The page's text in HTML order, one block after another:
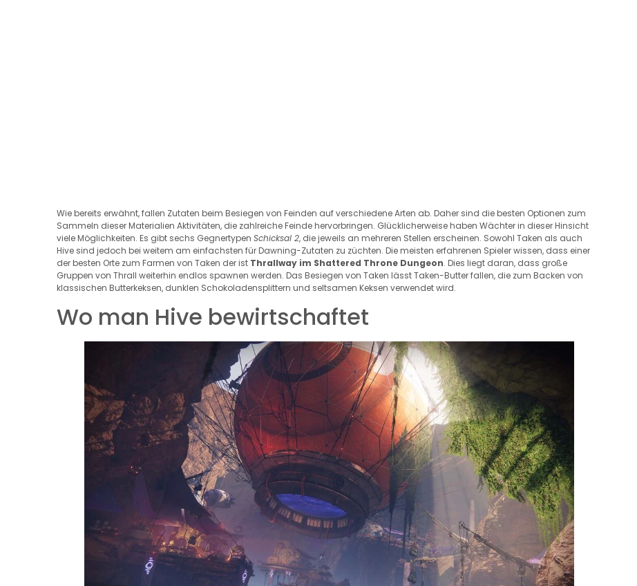
Wie bereits erwähnt, fallen Zutaten beim Besiegen von Feinden auf verschiedene Arten ab. Daher sind die besten Optionen zum
Sammeln dieser Materialien Aktivitäten, die zahlreiche Feinde hervorbringen. Glücklicherweise haben Wächter in dieser Hinsicht
viele Möglichkeiten. Es gibt sechs Gegnertypen Schicksal 2, die jeweils an mehreren Stellen erscheinen. Sowohl Taken als auch
Hive sind jedoch bei weitem am einfachsten für Dawning-Zutaten zu züchten. Die meisten erfahrenen Spieler wissen, dass einer
der besten Orte zum Farmen von Taken der ist Thrallway im Shattered Throne Dungeon. Dies liegt daran, dass große
Gruppen von Thrall weiterhin endlos spawnen werden. Das Besiegen von Taken lässt Taken-Butter fallen, die zum Backen von
klassischen Butterkeksen, dunklen Schokoladensplittern und seltsamen Keksen verwendet wird.
Wo man Hive bewirtschaftet